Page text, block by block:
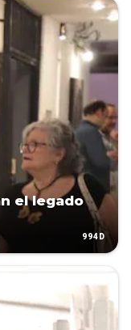
el legado
994D